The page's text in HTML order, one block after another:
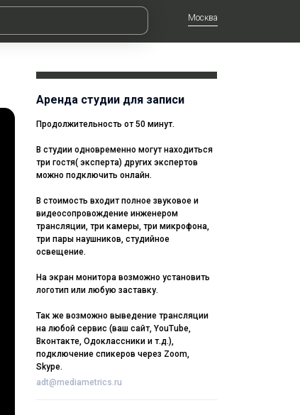
Москва
Аренда студии для записи
Продолжительность от 50 минут.
В студии одновременно могут находиться
три гостя( эксперта) других экспертов
можно подключить онлайн.
В стоимость входит полное звуковое и
видеосопровождение инженером
трансляции, три камеры, три микрофона,
три пары наушников, студийное
освещение.
На экран монитора возможно установить
логотип или любую заставку.
Так же возможно выведение трансляции
на любой сервис (ваш сайт, YouTube,
Вконтакте, Одоклассники и т.д.),
подключение спикеров через Zoom,
Skype.
adt@mediametrics.ru